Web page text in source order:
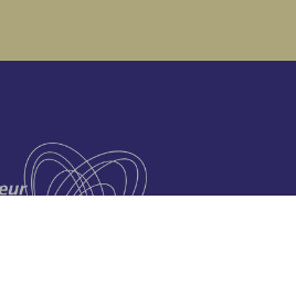
des cookies